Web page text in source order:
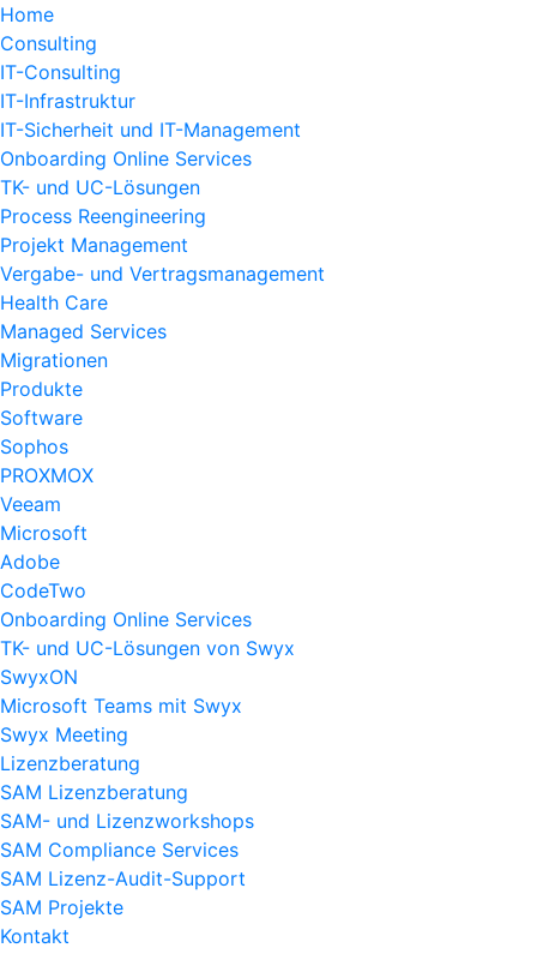
Home
Consulting
IT-Consulting
IT-Infrastruktur
IT-Sicherheit und IT-Management
Onboarding Online Services
TK- und UC-Lösungen
Process Reengineering
Projekt Management
Vergabe- und Vertragsmanagement
Health Care
Managed Services
Migrationen
Produkte
Software
Sophos
PROXMOX
Veeam
Microsoft
Adobe
CodeTwo
Onboarding Online Services
TK- und UC-Lösungen von Swyx
SwyxON
Microsoft Teams mit Swyx
Swyx Meeting
Lizenzberatung
SAM Lizenzberatung
SAM- und Lizenzworkshops
SAM Compliance Services
SAM Lizenz-Audit-Support
SAM Projekte
Kontakt